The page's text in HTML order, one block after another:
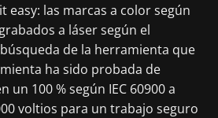
easy: las marcas a color según
a láser según el
de la herramienta que
ha sido probada de
un 100 % según IEC 60900 a
voltios para un trabajo seguro